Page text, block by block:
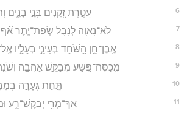
6 עֲטֶ֣רֶת זְ֭קֵנִים בְּנֵ֣י בָנִ֑ים
7 לֹא־נָאוָ֣ה לְנָבָ֣ל שְׂפַת־יֶ֑תֶר אַ֝֗ף
8 אֶֽבֶן־חֵ֣ן הַ֭שֹּׁחַד בְּעֵינֵ֣י בְעָלָ֑יו
9 מְֽכַסֶּה־פֶּ֭שַׁע מְבַקֵּ֣שׁ אַהֲבָ֑ה וְשֹׁנֶ֥ה
10 תֵּ֣חַת גְּעָרָ֣ה
11 אַךְ־מְרִ֥י יְבַקֶּשׁ־רָ֑ע